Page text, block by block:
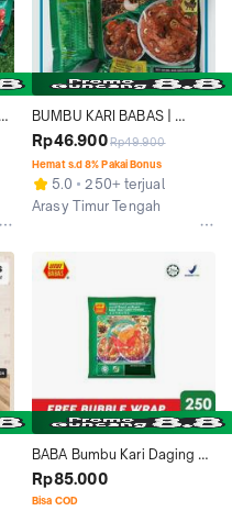
BUMBU KARI BABAS |
Babas meat curry powder
Rp46.900Rp49.900
Hemat s.d 8% Pakai Bonus
5.0
250+ terjual
Arasy Timur Tengah
BABA Bumbu Kari Daging
Babas Baba's Meat Curry
Powder (250 gr)
Rp85.000
Bisa COD